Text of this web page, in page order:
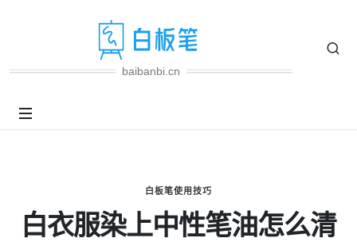
baibanbi.cn
白板笔使用技巧
白衣服染上中性笔油怎么清